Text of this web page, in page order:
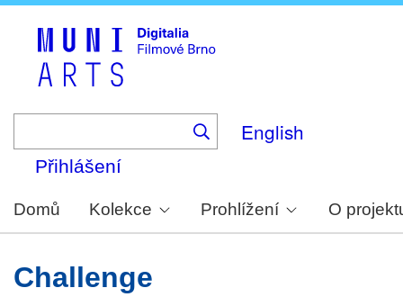
English
Přihlášení
Domů Kolekce Prohlížení O
Challenge